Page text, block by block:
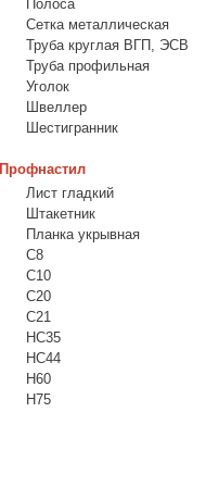
Полоса
Сетка металлическая
Труба круглая ВГП, ЭСВ
Труба профильная
Уголок
Швеллер
Шестигранник
Профнастил
Лист гладкий
Штакетник
Планка укрывная
C8
C10
C20
C21
НС35
HC44
H60
H75